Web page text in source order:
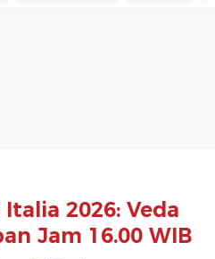
2026: Veda
Jam 16.00 WIB